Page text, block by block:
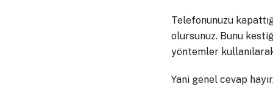
Telefonunuzu
olursunuz. Bunu
yöntemler
Yani genel cevap